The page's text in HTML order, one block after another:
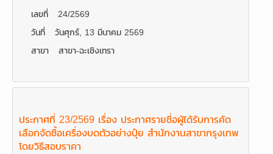
เลขที่
24/2569
วันที่
วันศุกร์, 13 มีนาคม 2569
สาขา
สาขา-ฉะเชิงเทรา
ประกาศที่ 23/2569 เรื่อง ประกาศรายชื่อผู้ได้รับการคัด
เลือกจัดซื้อเครื่องบดตัวอย่างปุ๋ย สำนักงานสาขากรุงเทพ
โดยวิธีสอบราคา